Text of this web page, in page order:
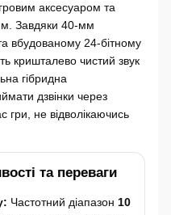
аксесуаром та
Завдяки 40-мм
вбудованому 24-бітному
кришталево чистий звук
гібридна
дзвінки через
гри, не відволікаючись
та переваги
Частотний діапазон 10